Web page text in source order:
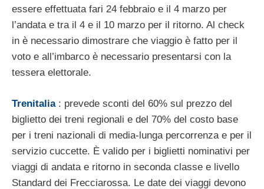
essere effettuata fari 24 febbraio e il 4 marzo per
l’andata e tra il 4 e il 10 marzo per il ritorno. Al check
in è necessario dimostrare che viaggio è fatto per il
voto e all’imbarco è necessario presentarsi con la
tessera elettorale.
Trenitalia : prevede sconti del 60% sul prezzo del
biglietto dei treni regionali e del 70% del costo base
per i treni nazionali di media-lunga percorrenza e per il
servizio cuccette. È valido per i biglietti nominativi per
viaggi di andata e ritorno in seconda classe e livello
Standard dei Frecciarossa. Le date dei viaggi devono